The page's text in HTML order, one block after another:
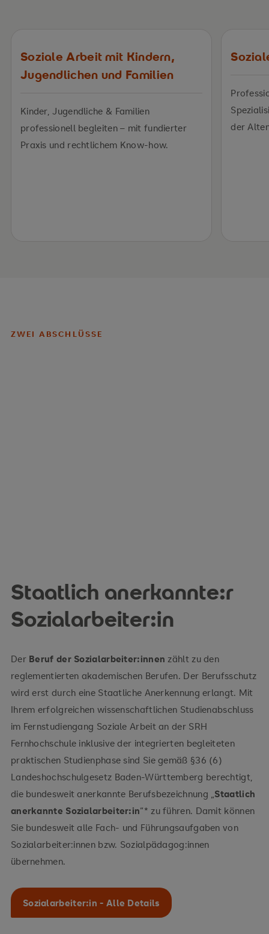
Soziale Arbeit mit Kindern,
Jugendlichen und Familien
Kinder, Jugendliche & Familien
professionell begleiten – mit fundierter
Praxis und rechtlichem Know-how.
der
ZWEI ABSCHLÜSSE
Staatlich anerkannte:r
Sozialarbeiter:in
Der Beruf der Sozialarbeiter:innen zählt zu den
reglementierten akademischen Berufen. Der Berufsschutz
wird erst durch eine Staatliche Anerkennung erlangt. Mit
Ihrem erfolgreichen wissenschaftlichen Studienabschluss
im Fernstudiengang Soziale Arbeit an der SRH
Fernhochschule inklusive der integrierten begleiteten
praktischen Studienphase sind Sie gemäß §36 (6)
Landeshochschulgesetz Baden-Württemberg berechtigt,
die bundesweit anerkannte Berufsbezeichnung „Staatlich
anerkannte Sozialarbeiter:in“* zu führen. Damit können
Sie bundesweit alle Fach- und Führungsaufgaben von
Sozialarbeiter:innen bzw. Sozialpädagog:innen
übernehmen.
Sozialarbeiter:in - Alle Details